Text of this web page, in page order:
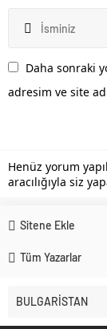
Daha sonraki
adresim ve site
Henüz yorum
aracılığıyla siz
Sitene Ekle
Tüm Yazarlar
BULGARİSTAN